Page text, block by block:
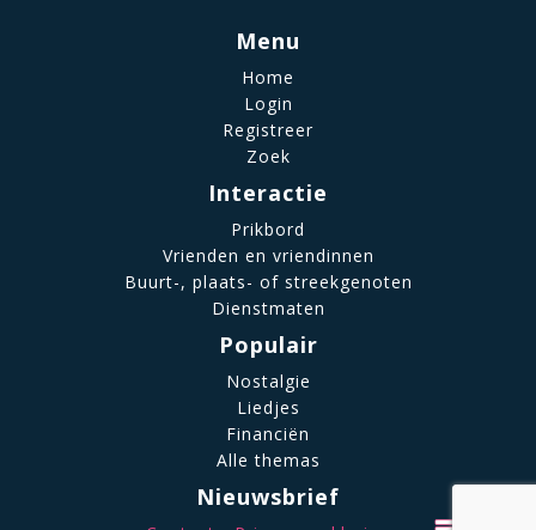
Menu
Home
Login
Registreer
Zoek
Interactie
Prikbord
Vrienden en vriendinnen
Buurt-, plaats- of streekgenoten
Dienstmaten
Populair
Nostalgie
Liedjes
Financiën
Alle themas
Nieuwsbrief